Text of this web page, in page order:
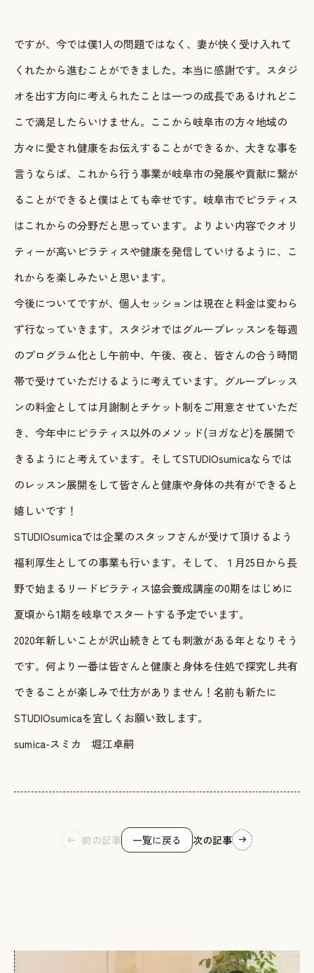
ですが、今では僕1人の問題ではなく、妻が快く受け入れて
くれたから進むことができました。本当に感謝です。スタジ
オを出す方向に考えられたことは一つの成長であるけれどこ
こで満足したらいけません。ここから岐阜市の方々地域の
方々に愛され健康をお伝えすることができるか、大きな事を
言うならば、これから行う事業が岐阜市の発展や貢献に繋が
ることができると僕はとても幸せです。岐阜市でピラティス
はこれからの分野だと思っています。よりよい内容でクオリ
ティーが高いピラティスや健康を発信していけるように、こ
れからを楽しみたいと思います。
今後についてですが、個人セッションは現在と料金は変わら
ず行なっていきます。スタジオではグループレッスンを毎週
のプログラム化とし午前中、午後、夜と、皆さんの合う時間
帯で受けていただけるように考えています。グループレッス
ンの料金としては月謝制とチケット制をご用意させていただ
き、今年中にピラティス以外のメソッド(ヨガなど)を展開で
きるようにと考えています。そしてSTUDIOsumicaならでは
のレッスン展開をして皆さんと健康や身体の共有ができると
嬉しいです！
STUDIOsumicaでは企業のスタッフさんが受けて頂けるよう
福利厚生としての事業も行います。そして、１月25日から長
野で始まるリードピラティス協会養成講座の0期をはじめに
夏頃から1期を岐阜でスタートする予定でいます。
2020年新しいことが沢山続きとても刺激がある年となりそう
です。何より一番は皆さんと健康と身体を住処で探究し共有
できることが楽しみで仕方がありません！名前も新たに
STUDIOsumicaを宜しくお願い致します。
sumica-スミカ 堀江卓嗣
前の記事 一覧に戻る 次の記事